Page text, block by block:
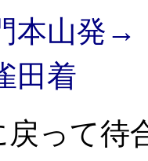
本山発→
田着
って待